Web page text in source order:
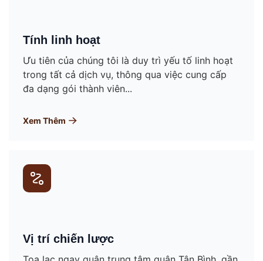
Tính linh hoạt
Ưu tiên của chúng tôi là duy trì yếu tố linh hoạt
trong tất cả dịch vụ, thông qua việc cung cấp
đa dạng gói thành viên...
Xem Thêm
Vị trí chiến lược